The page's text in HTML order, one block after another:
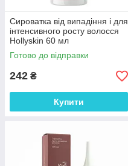
Сироватка від випадіння і для
інтенсивного росту волосся
Hollyskin 60 мл
Готово до відправки
242 ₴
Купити